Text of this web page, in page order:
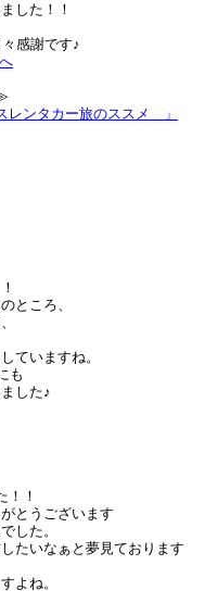
した！！
感謝です♪
レンタカー旅のススメ 」
ところ、
ていますね。
も
した♪
！！
とうございます
した。
たいなぁと夢見ております
よね。